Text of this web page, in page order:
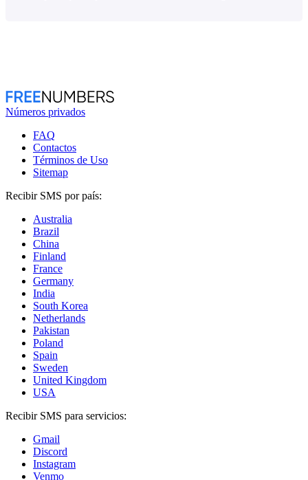
Números privados
FAQ
Contactos
Términos de Uso
Sitemap
Recibir SMS por país:
Australia
Brazil
China
Finland
France
Germany
India
South Korea
Netherlands
Pakistan
Poland
Spain
Sweden
United Kingdom
USA
Recibir SMS para servicios:
Gmail
Discord
Instagram
Venmo